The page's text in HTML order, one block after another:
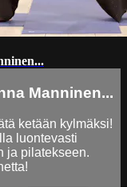
Manninen...
ketään kylmäksi!
luontevasti
ja pilatekseen.